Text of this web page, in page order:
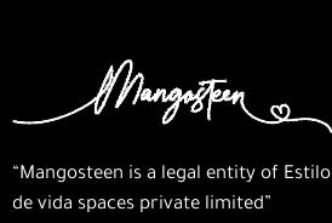
“Mangosteen is a legal entity of Estilo
de vida spaces private limited”